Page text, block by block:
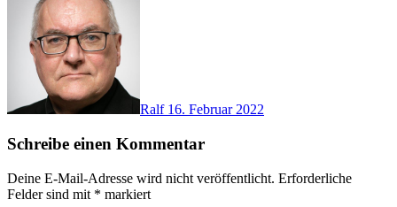
Ralf 16. Februar 2022
Schreibe einen Kommentar
Deine E-Mail-Adresse wird nicht veröffentlicht. Erforderliche
Felder sind mit * markiert